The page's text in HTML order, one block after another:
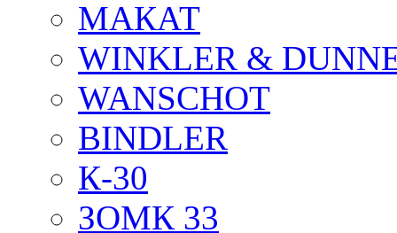
МАКАТ
WINKLER &
WANSCHOT
BINDLER
К-30
ЗОМК 33